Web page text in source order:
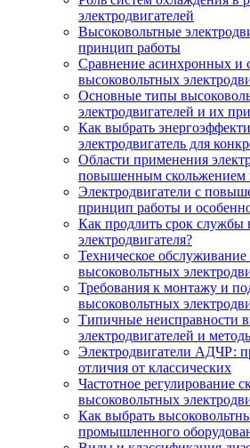
электродвигателей
Высоковольтные
принцип работы
Сравнение асинхронных и
высоковольтных
Основные типы
электродвигателей и их
Как выбрать
электродвигатель для
Области применения
повышенным скольжением
Электродвигатели с
принцип работы и
Как продлить срок службы
электродвигателя?
Техническое обслуживание
высоковольтных
Требования к монтажу и
высоковольтных
Типичные неисправности
электродвигателей и
Электродвигатели АДЧР:
отличия от классических
Частотное регулирование
высоковольтных
Как выбрать
промышленного